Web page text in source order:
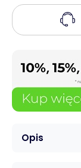
Opis